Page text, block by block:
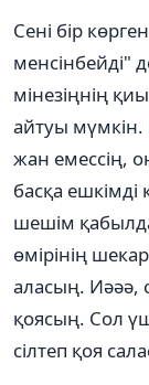
Сені бір
менсінбейді"
мінезіңнің
айтуы мүмкін.
жан емессің,
басқа ешкімді
шешім
өмірінің
аласың. Иəəə,
қоясың. Сол
сілтеп қоя